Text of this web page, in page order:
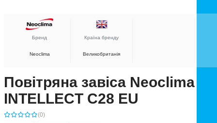
Бренд
Neoclima
Країна бренду
Великобританія
Повітряна завіса Neoclima
INTELLECT C28 EU
(0)